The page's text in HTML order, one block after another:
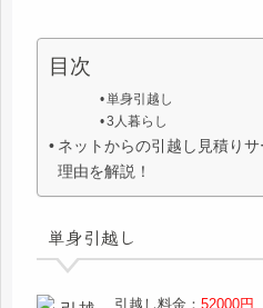
目次
単身引越し
3人暮らし
ネットからの引越し見積り
理由を解説！
単身引越し
引越し料金：52000円